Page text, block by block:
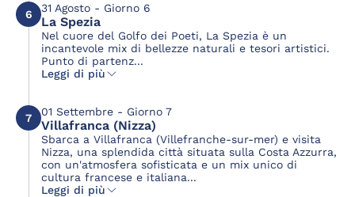
6 31 Agosto - Giorno 6
La Spezia
Nel cuore del Golfo dei Poeti, La Spezia è un
incantevole mix di bellezze naturali e tesori artistici.
Punto di partenz...
Leggi di più
7 01 Settembre - Giorno 7
Villafranca (Nizza)
Sbarca a Villafranca (Villefranche-sur-mer) e visita
Nizza, una splendida città situata sulla Costa Azzurra,
con un'atmosfera sofisticata e un mix unico di
cultura francese e italiana...
Leggi di più